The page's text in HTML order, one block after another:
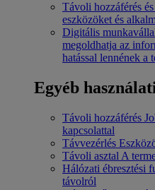
Távoli hozzáférés
eszközöket és
Digitális
megoldhatja az
hatással lennének a
Egyéb
Távoli hozzáférés
kapcsolattal
Távvezérlés
Távoli asztal A
Hálózati ébresztési
távolról